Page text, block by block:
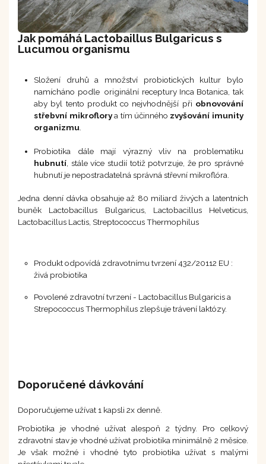
Jak pomáhá Lactobaillus Bulgaricus s
Lucumou organismu
Složení druhů a množství probiotických kultur bylo
namícháno podle originální receptury Inca Botanica, tak
aby byl tento produkt co nejvhodnější při obnovování
střebvní mikroflorya tím účinného zvyšování imunity
organizmu
Probiotika dále mají výrazný vliv na problematiku
hubnutí , stále více studií totiž potvrzuje, že pro správné
hubnutí je nepostradatelná správná střevní mikroflóra.
Jedna denní dávka obsahuje až 80 miliard živých a latentních
buněk Lactobacillus Bulgaricus, Lactobacillus Helveticus,
Lactobacillus Lactis, Streptococcus Thermophilus
Produkt odpovídá zdravotnímu tvrzení 432/20112 EU :
živá probiotika
Povolené zdravotní tvrzení - Lactobacillus Bulgaricis a
Strepococcus Thermophilus zlepšuje trávení laktózy.
Doporučené dávkování
Doporučujeme užívat 1 kapsli 2x denně.
Probiotika je vhodné užívat alespoň 2 týdny. Pro celkový
zdravotní stav je vhodné užívat probiotika minimálně 2 měsíce.
Je však možné i vhodné tyto probiotika užívat s malými